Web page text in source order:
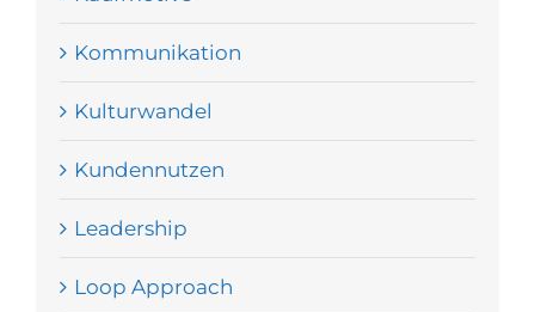
Kommunikation
Kulturwandel
Kundennutzen
Leadership
Loop Approach